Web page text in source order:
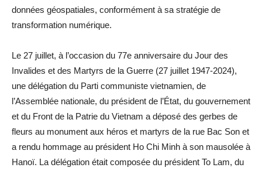
données géospatiales, conformément à sa stratégie de
transformation numérique.
Le 27 juillet, à l’occasion du 77e anniversaire du Jour des
Invalides et des Martyrs de la Guerre (27 juillet 1947-2024),
une délégation du Parti communiste vietnamien, de
l’Assemblée nationale, du président de l’État, du gouvernement
et du Front de la Patrie du Vietnam a déposé des gerbes de
fleurs au monument aux héros et martyrs de la rue Bac Son et
a rendu hommage au président Ho Chi Minh à son mausolée à
Hanoï. La délégation était composée du président To Lam, du